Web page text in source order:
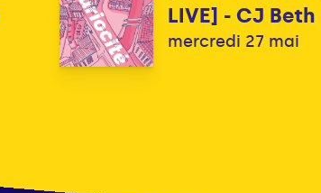
LIVE] - CJ Beth
mercredi 27 mai